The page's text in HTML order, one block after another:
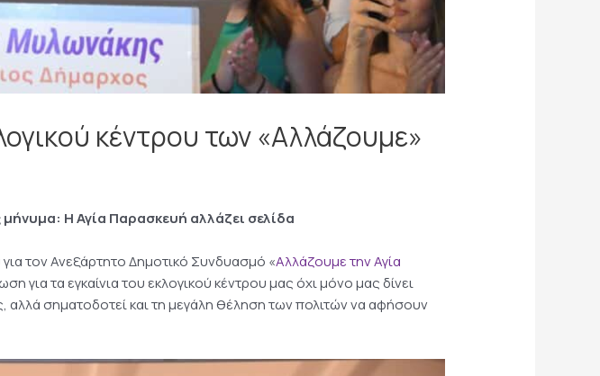
κέντρου των «Αλλάζουμε»
Η Αγία Παρασκευή αλλάζει σελίδα
για τον Ανεξάρτητο Δημοτικό Συνδυασμό «Αλλάζουμε την Αγία
για τα εγκαίνια του εκλογικού κέντρου μας όχι μόνο μας δίνει
σηματοδοτεί και τη μεγάλη θέληση των πολιτών να αφήσουν